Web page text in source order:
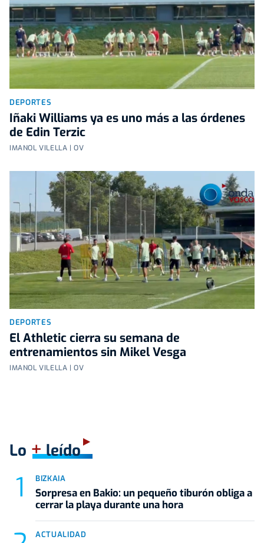
DEPORTES
Iñaki Williams ya es uno más a las órdenes
de Edin Terzic
IMANOL VILELLA | OV
DEPORTES
El Athletic cierra su semana de
entrenamientos sin Mikel Vesga
IMANOL VILELLA | OV
Lo +leído
BIZKAIA
Sorpresa en Bakio: un pequeño tiburón obliga a
cerrar la playa durante una hora
ACTUALIDAD